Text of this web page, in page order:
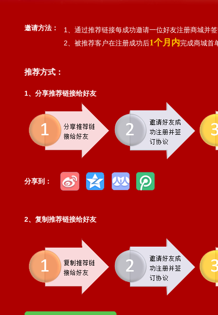
邀请方法：
1、通过推荐链接每成功邀请一位好友注册商城并
2、被推荐客户在注册成功后1个月内完成商城首
推荐方式：
1、分享推荐链接给好友
分享到：
2、复制推荐链接给好友